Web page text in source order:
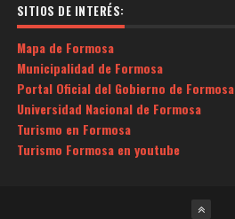
SITIOS DE INTERÉS:
Mapa de Formosa
Municipalidad de Formosa
Portal Oficial del Gobierno de Formosa
Universidad Nacional de Formosa
Turismo en Formosa
Turismo Formosa en youtube